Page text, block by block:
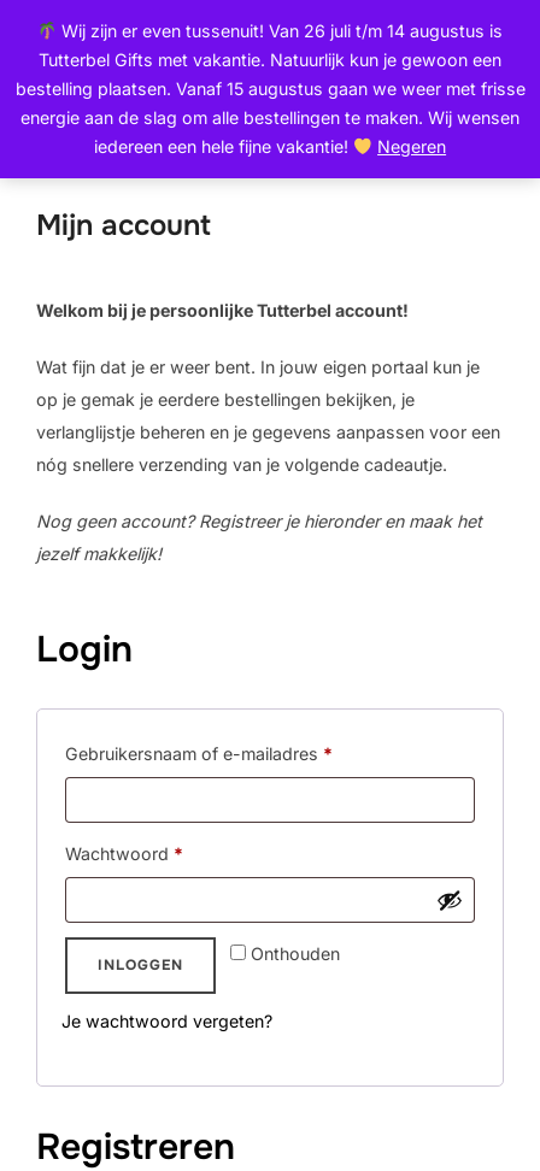
Wij zijn er even tussenuit! Van 26 juli t/m 14 augustus is
Tutterbel Gifts met vakantie. Natuurlijk kun je gewoon een
bestelling plaatsen. Vanaf 15 augustus gaan we weer met frisse
energie aan de slag om alle bestellingen te maken. Wij wensen
iedereen een hele fijne vakantie!
Negeren
inhoud
inhoud
Zoek
naar:
Mijn account
Welkom bij je persoonlijke Tutterbel account!
Wat fijn dat je er weer bent. In jouw eigen portaal kun je
op je gemak je eerdere bestellingen bekijken, je
verlanglijstje beheren en je gegevens aanpassen voor een
nóg snellere verzending van je volgende cadeautje.
Nog geen account? Registreer je hieronder en maak het
jezelf makkelijk!
Login
Gebruikersnaam of e-mailadres *
Wachtwoord *
Onthouden
INLOGGEN
Je wachtwoord vergeten?
Registreren